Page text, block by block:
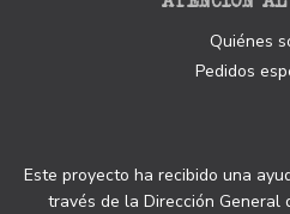
Quiénes
Pedidos
Este proyecto ha recibido una
través de la Dirección General